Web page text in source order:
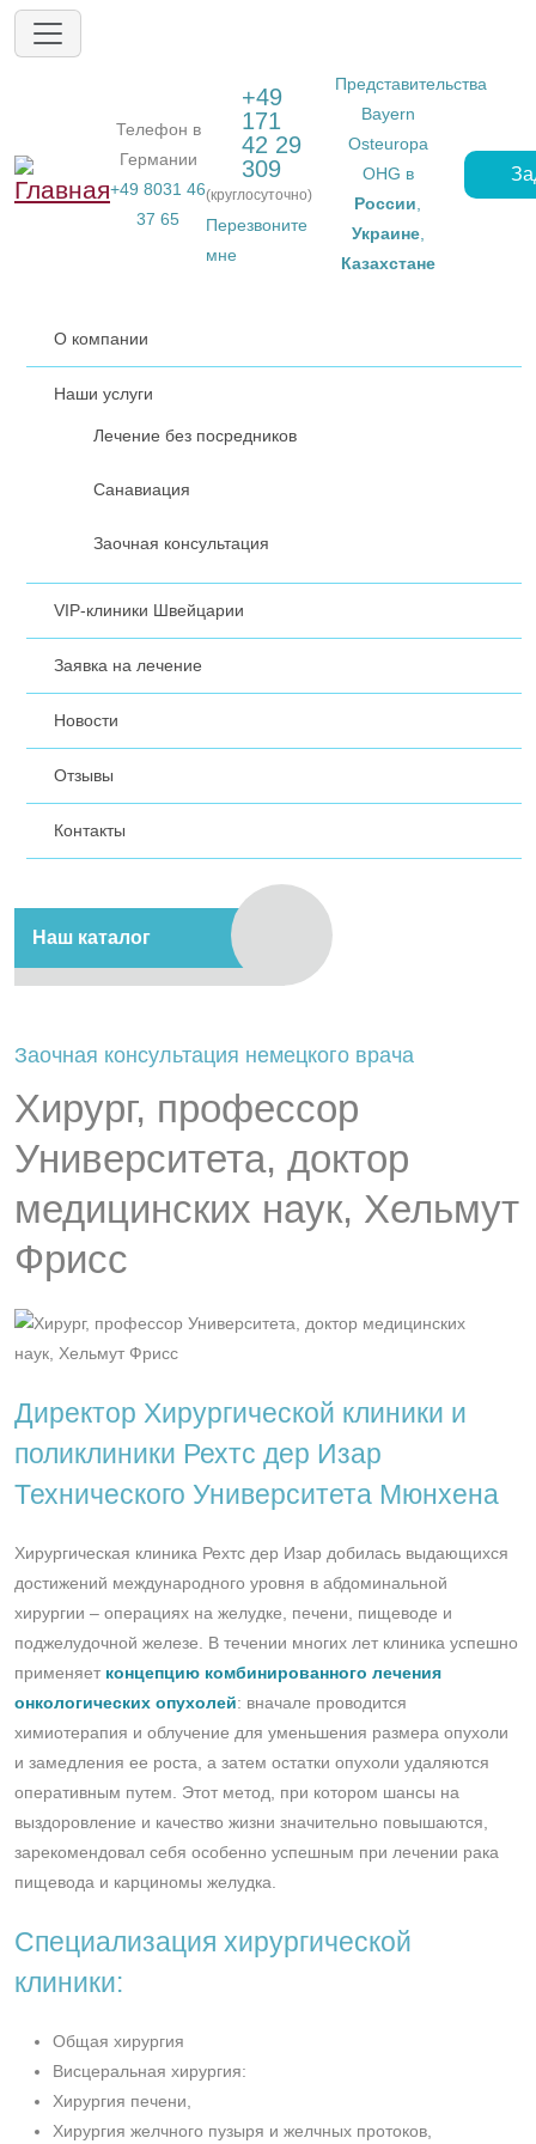
Перейти к основному содержанию
Телефон в
Германии
+49 8031 46
37 65
+49
171
42 29
309
(круглосуточно)
Перезвоните
мне
Представительства
Bayern
Osteuropa
OHG в
России
Украине,
Казахстане
О компании
Наши услуги
Лечение без посредников
Санавиация
Заочная консультация
VIP-клиники Швейцарии
Заявка на лечение
Новости
Отзывы
Контакты
Наш каталог
Заочная консультация немецкого врача
Хирург, профессор
Университета, доктор
медицинских наук, Хельмут
Фрисс
Директор Хирургической клиники и
поликлиники Рехтс дер Изар
Технического Университета Мюнхена
Хирургическая клиника Рехтс дер Изар добилась выдающихся
достижений международного уровня в абдоминальной
хирургии – операциях на желудке, печени, пищеводе и
поджелудочной железе. В течении многих лет клиника успешно
применяет концепцию комбинированного лечения
онкологических опухолей: вначале проводится
химиотерапия и облучение для уменьшения размера опухоли
и замедления ее роста, а затем остатки опухоли удаляются
оперативным путем. Этот метод, при котором шансы на
выздоровление и качество жизни значительно повышаются,
зарекомендовал себя особенно успешным при лечении рака
пищевода и карциномы желудка.
Специализация хирургической
клиники:
Общая хирургия
Висцеральная хирургия:
Хирургия печени,
Хирургия желчного пузыря и желчных протоков,